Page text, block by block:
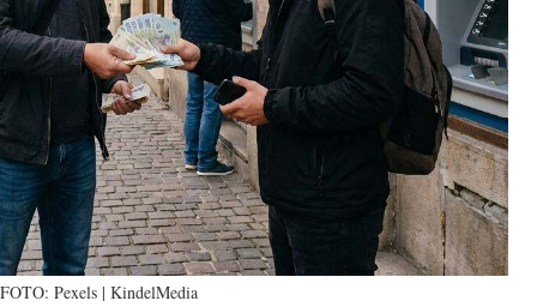
FOTO: Pexels | KindelMedia